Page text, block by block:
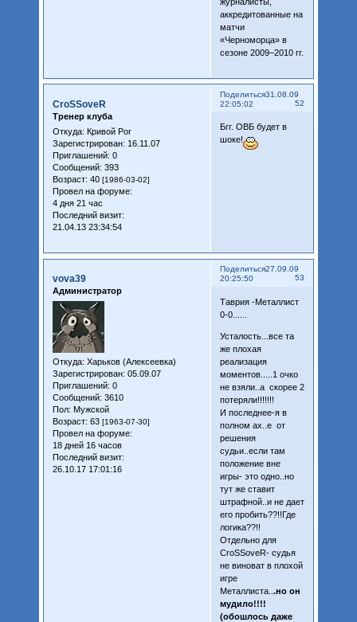
аккредитованные на
матчи
«Черноморца» в
сезоне 2009–2010 гг.
Поделиться
52
31.08.09
22:05:02
CroSSoveR
Тренер клуба
Откуда: Кривой Рог
Зарегистрирован: 16.11.07
Приглашений: 0
Сообщений: 393
Возраст: 40 [1986-03-02]
Провел на форуме:
4 дня 21 час
Последний визит:
21.04.13 23:34:54
Бгг. ОВБ будет в
шоке!
Поделиться
53
27.09.09
20:25:50
vova39
Администратор
Откуда: Харьков (Алексеевка)
Зарегистрирован: 05.09.07
Приглашений: 0
Сообщений: 3610
Пол: Мужской
Возраст: 63 [1963-07-30]
Провел на форуме:
18 дней 16 часов
Последний визит:
26.10.17 17:01:16
Таврия -Металлист
0-0......
Усталость...все та
же плохая
реализация
моментов.....1 очко
не взяли..а скорее 2
потеряли!!!!!!!
И последнее-я в
полном ах..е от
решения
судьи..если там
положение вне
игры- это одно..но
тут же ставит
штрафной..и не дает
его пробить??!!Где
логика??!!
Отдельно для
CroSSoveR- судья
не виноват в плохой
игре
Металлиста.. .но он
мудило!!!!
(обошлось даже